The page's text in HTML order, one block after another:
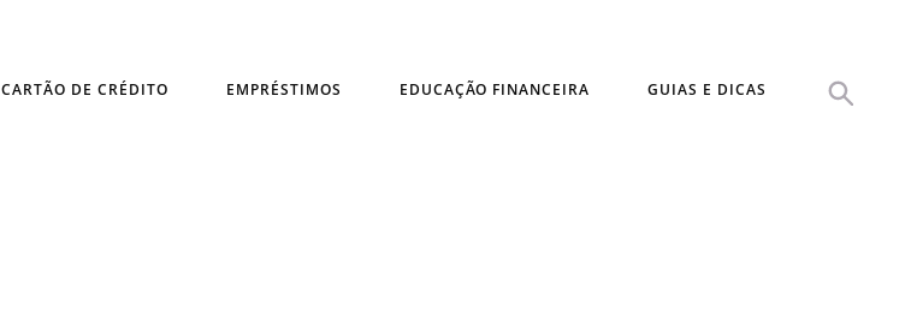
CARTÃO DE CRÉDITO EMPRÉSTIMOS EDUCAÇÃO FINANCEIRA GUIAS E DICAS